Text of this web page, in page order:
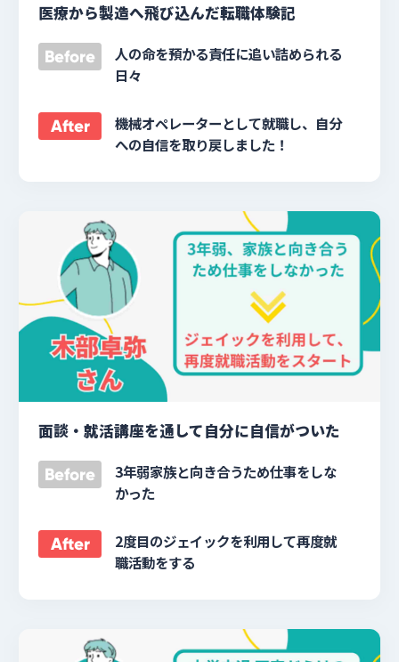
医療から製造へ飛び込んだ転職体験記
Before
人の命を預かる責任に追い詰められる
日々
After
機械オペレーターとして就職し、自分
への自信を取り戻しました！
面談・就活講座を通して自分に自信がついた
Before
3年弱家族と向き合うため仕事をしな
かった
After
2度目のジェイックを利用して再度就
職活動をする